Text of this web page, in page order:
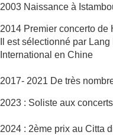
2003 Naissance à
2014 Premier concerto de
Il est sélectionné par
International en Chine
2017- 2021 De très
2023 : Soliste aux
2024 : 2ème prix au Citta